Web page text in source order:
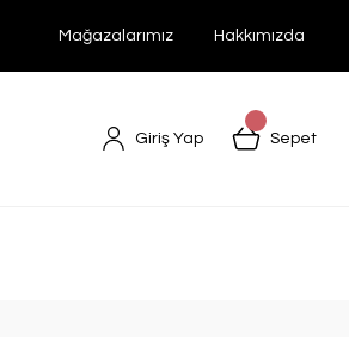
Mağazalarımız Hakkımızda
Giriş Yap Sepet